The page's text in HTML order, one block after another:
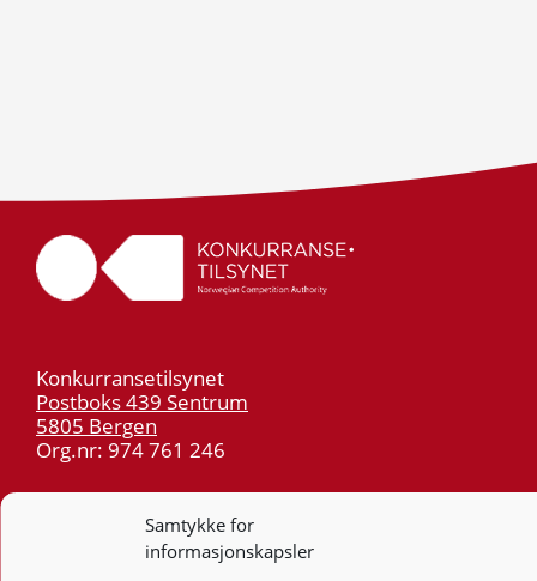
Samtykke for
informasjonskapsler
Konkurransetilsynet
Postboks 439 Sentrum
5805 Bergen
Org.nr: 974 761 246
55 59 75 00
post@kt.no